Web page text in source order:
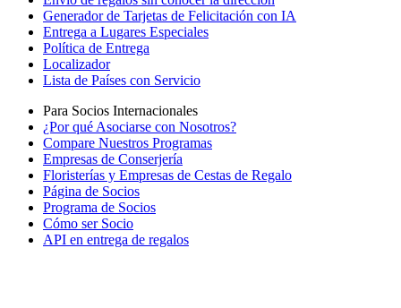
Generador de Tarjetas de Felicitación con IA
Entrega a Lugares Especiales
Política de Entrega
Localizador
Lista de Países con Servicio
Para Socios Internacionales
¿Por qué Asociarse con Nosotros?
Compare Nuestros Programas
Empresas de Conserjería
Floristerías y Empresas de Cestas de Regalo
Página de Socios
Programa de Socios
Cómo ser Socio
API en entrega de regalos